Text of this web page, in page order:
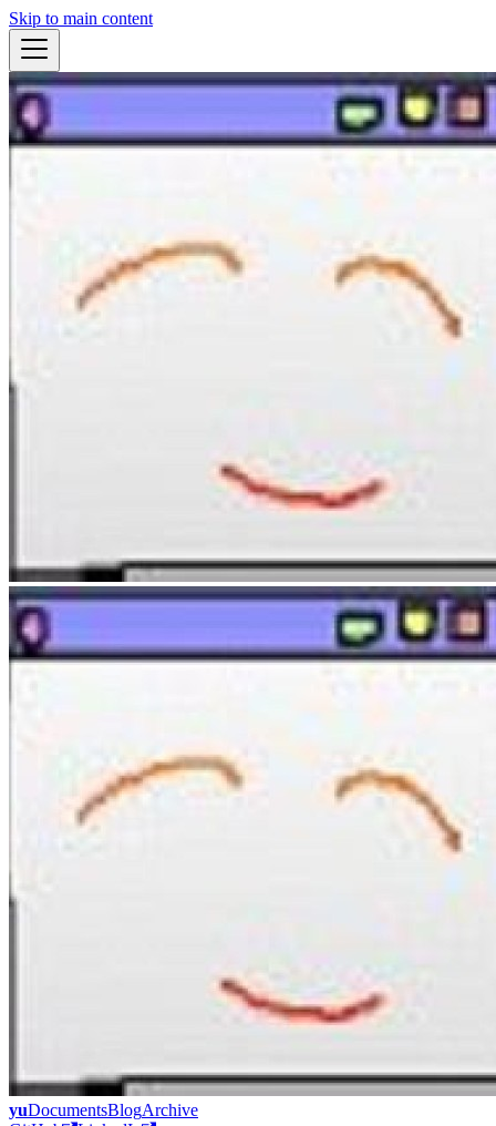
Skip to main content
yuDocumentsBlogArchive